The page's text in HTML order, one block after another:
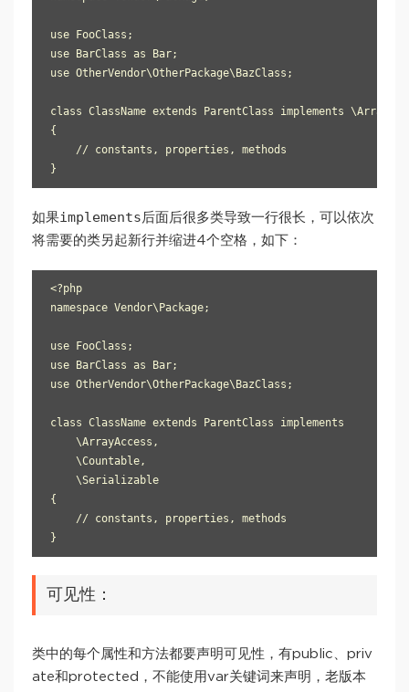
use FooClass;
use BarClass as Bar;
use OtherVendor\OtherPackage\BazClass;
class ClassName extends ParentClass implements
{
    // constants, properties, methods
如果implements后面后很多类导致一行很长，可以依次
将需要的类另起新行并缩进4个空格，如下：
<?php
namespace Vendor\Package;
use FooClass;
use BarClass as Bar;
use OtherVendor\OtherPackage\BazClass;
class ClassName extends ParentClass implements
    \ArrayAccess,
    \Countable,
    \Serializable
{
    // constants, properties, methods
可见性：
类中的每个属性和方法都要声明可见性，有public、priv
ate和protected，不能使用var关键词来声明，老版本